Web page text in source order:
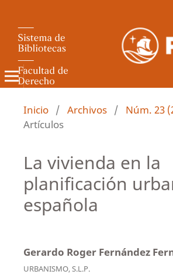
Revista de Derecho Administrativo
Inicio / Archivos / Núm. 23
Artículos
La vivienda en la
planificación
española
Gerardo Roger Fernández
URBANISMO, S.L.P.